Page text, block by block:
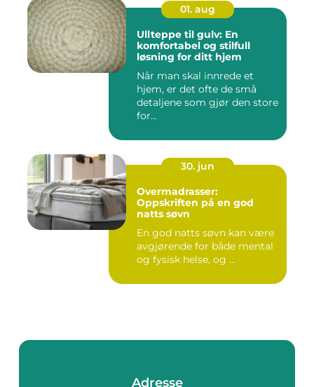
01. aug
Ullteppe til gulv: En
komfortabel og stilfull
løsning for ditt hjem
Når man skal innrede et
hjem, er det ofte de små
detaljene som gjør den store
for...
30. jun
Overmadrasser:
Oppskriften på en god
natts søvn
En god natts søvn kan være
avgjørende for både mental
og fysisk helse, og ...
Adresse